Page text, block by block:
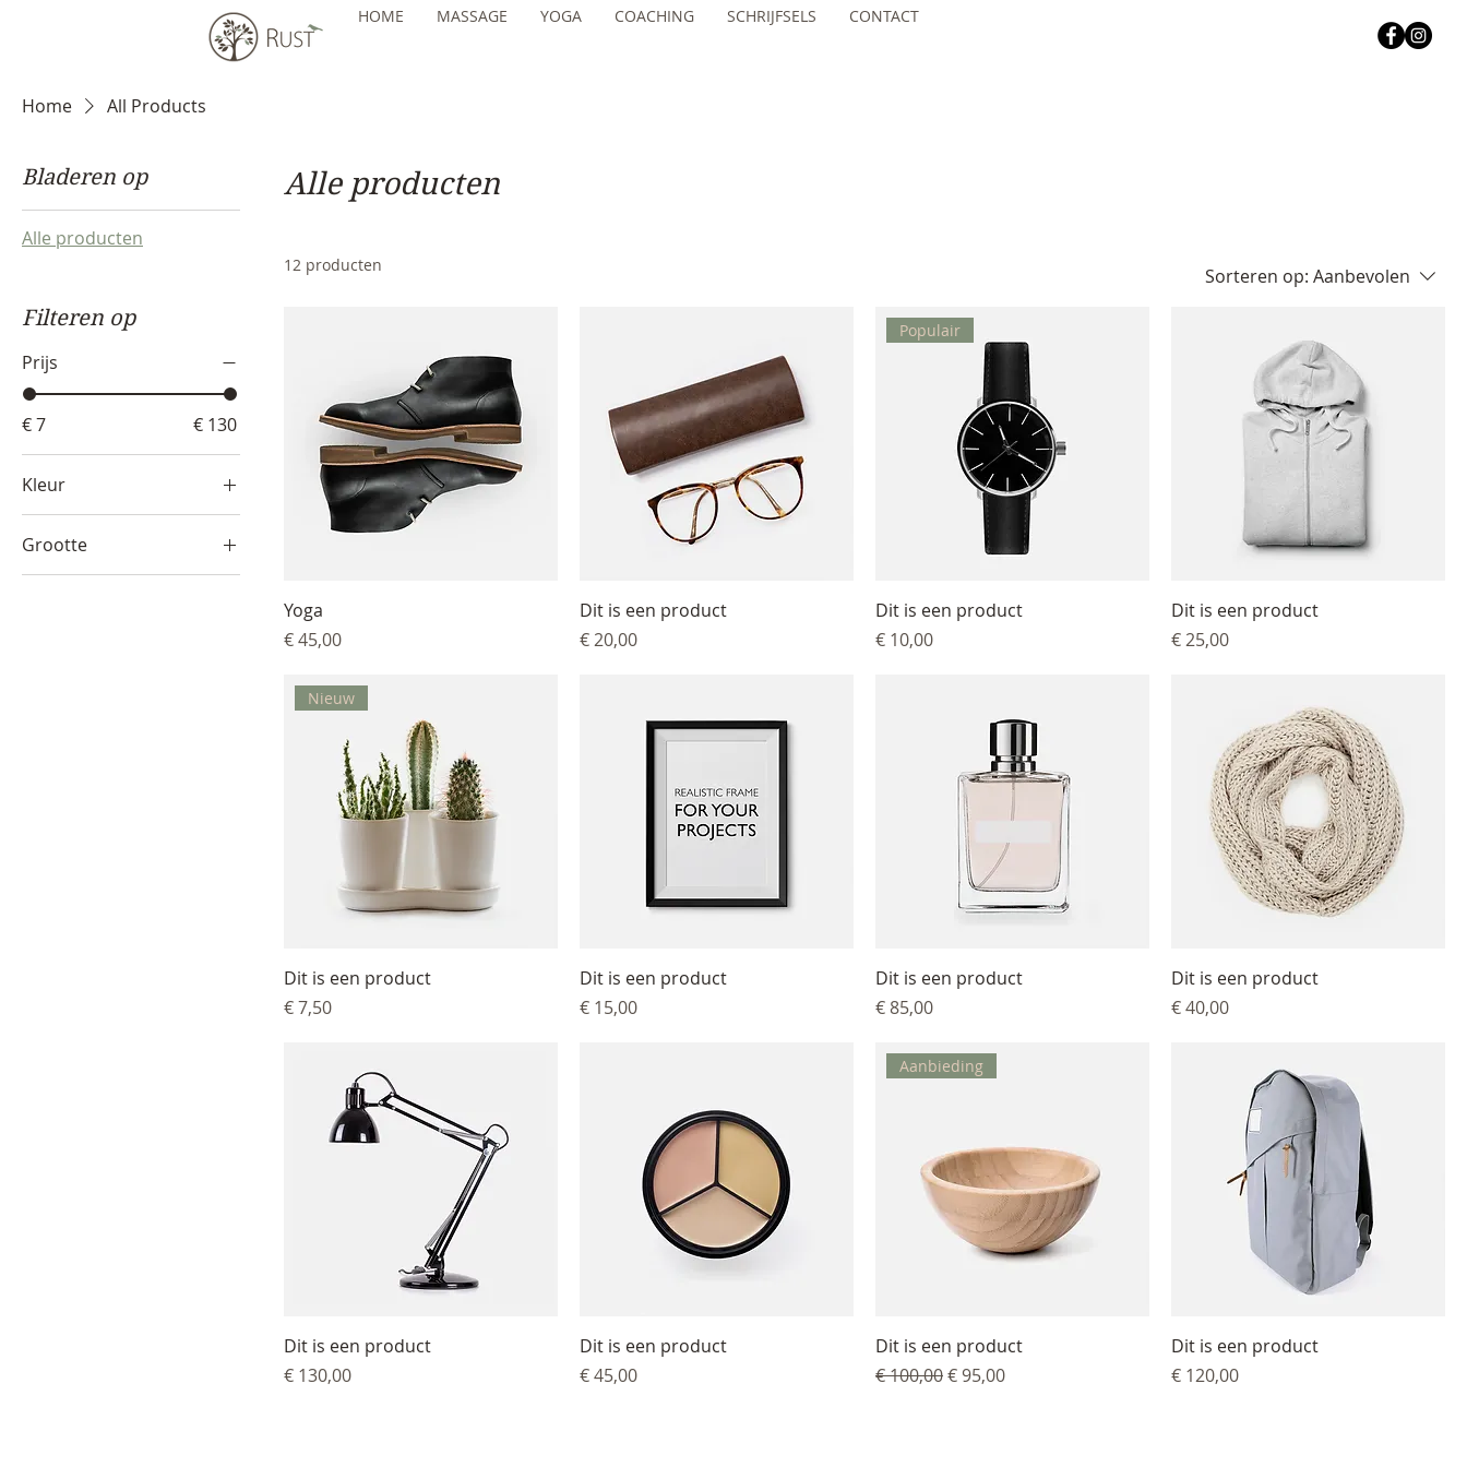
HOME MASSAGE YOGA COACHING SCHRIJFSELS CONTACT
Home All Products
Bladeren op
Alle producten
Filteren op
Prijs
€ 7 € 130
Kleur
Grootte
Alle producten
12 producten Sorteren op: Aanbevolen
Yoga
Prijs
€ 45,00
Dit is een product
Prijs
€ 20,00
Populair
Dit is een product
Prijs
€ 10,00
Dit is een product
Prijs
€ 25,00
Nieuw
Dit is een product
Prijs
€ 7,50
Dit is een product
Prijs
€ 15,00
Dit is een product
Prijs
€ 85,00
Dit is een product
Prijs
€ 40,00
Dit is een product
Prijs
€ 130,00
Dit is een product
Prijs
€ 45,00
Aanbieding
Dit is een product
Normale prijs
€ 100,00Verkoopprijs
€ 95,00
Dit is een product
Prijs
€ 120,00